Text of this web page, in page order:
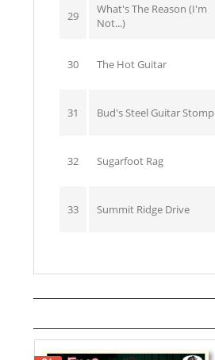
29
What's The Reason (I'm
Not...)
30 The Hot Guitar
31 Bud's Steel Guitar Stomp
32 Sugarfoot Rag
33 Summit Ridge Drive